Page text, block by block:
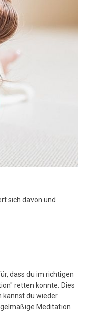
sich davon und
dass du im richtigen
retten konnte. Dies
kannst du wieder
Meditation